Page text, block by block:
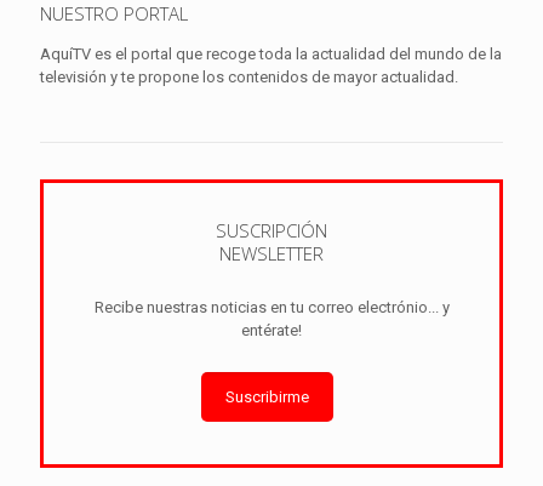
NUESTRO PORTAL
AquíTV es el portal que recoge toda la actualidad del mundo de la
televisión y te propone los contenidos de mayor actualidad.
SUSCRIPCIÓN
NEWSLETTER
Recibe nuestras noticias en tu correo electrónio... y
entérate!
Suscribirme